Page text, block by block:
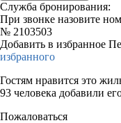
Служба бронирования:
При звонке назовите
№ 2103503
Добавить в избранное
избранного
Гостям нравится это
93 человека добавили
Пожаловаться